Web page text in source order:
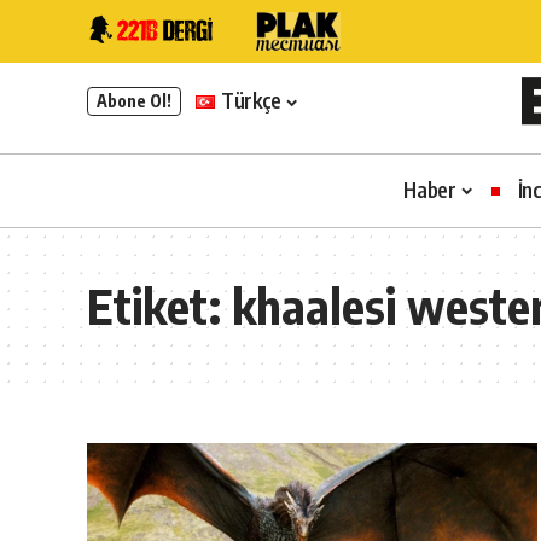
Abone Ol! Türkçe
Haber
Etiket:khaalesi